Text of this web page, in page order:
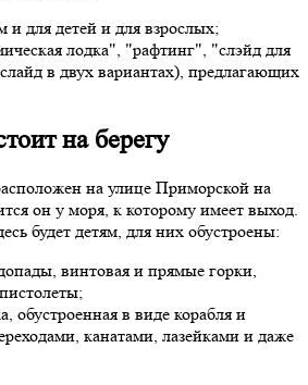
и для детей и для взрослых;
лодка", "рафтинг", "слэйд для
в двух вариантах), предлагающих
на берегу
на улице Приморской на
он у моря, к которому имеет выход.
будет детям, для них обустроены:
винтовая и прямые горки,
обустроенная в виде корабля и
канатами, лазейками и даже